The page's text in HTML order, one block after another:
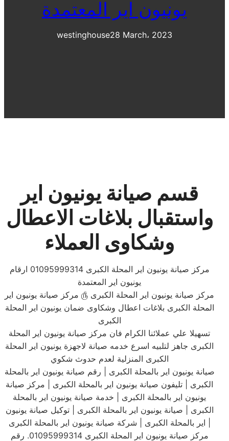
يونيون اير المعتمدة
westinghouse28 March، 2023
قسم صيانة يونيون اير
واستقبال بلاغات الاعطال
وشكاوى العملاء
مركز صيانة يونيون اير المحلة الكبرى 01095999314 ارقام
يونيون اير المعتمدة
مركز صيانة يونيون اير المحلة الكبرى ௹ مركز صيانة يونيون اير
المحلة الكبرى بلاغات اعطال وشكاوى ضمان يونيون اير المحلة
الكبرى
تسهيلا علي عملائنا الكرام فان مركز صيانة يونيون اير المحلة
الكبرى جاهز لتلبيه اسرع خدمه صيانة لاجهزة يونيون اير المحلة
الكبرى المنزلية لعدم حدوث شكوي
صيانة يونيون اير بالمحلة الكبرى | رقم صيانة يونيون اير بالمحلة
الكبرى | تليفون صيانة يونيون اير بالمحلة الكبرى | مركز صيانة
يونيون اير بالمحلة الكبرى | خدمة صيانة يونيون اير بالمحلة
الكبرى | صيانة يونيون اير بالمحلة الكبرى | توكيل صيانة يونيون
مركز صيانة يونيون اير المحلة الكبرى 01095999314. رقم